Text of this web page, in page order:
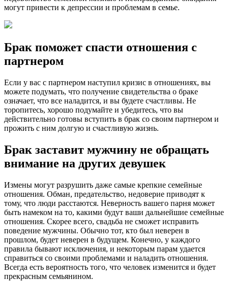
могут привести к депрессии и проблемам в семье.
Брак поможет спасти отношения с
партнером
Если у вас с партнером наступил кризис в отношениях, вы
можете подумать, что получение свидетельства о браке
означает, что все наладится, и вы будете счастливы. Не
торопитесь, хорошо подумайте и убедитесь, что вы
действительно готовы вступить в брак со своим партнером и
прожить с ним долгую и счастливую жизнь.
Брак заставит мужчину не обращать
внимание на других девушек
Измены могут разрушить даже самые крепкие семейные
отношения. Обман, предательство, недоверие приводят к
тому, что люди расстаются. Неверность вашего парня может
быть намеком на то, какими будут ваши дальнейшие семейные
отношения. Скорее всего, свадьба не сможет исправить
поведение мужчины. Обычно тот, кто был неверен в
прошлом, будет неверен в будущем. Конечно, у каждого
правила бывают исключения, и некоторым парам удается
справиться со своими проблемами и наладить отношения.
Всегда есть вероятность того, что человек изменится и будет
прекрасным семьянином.